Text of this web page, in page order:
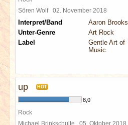
Sören Wolf 02. November 2018
Interpret/Band
Aaron Brooks
Unter-Genre
Art Rock
Label
Gentle Art of
Music
up HOT
8,0
Rock
Michael Brinkschulte 05. Oktober 2018